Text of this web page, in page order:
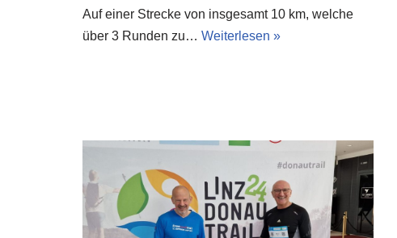
Auf einer Strecke von insgesamt 10 km, welche
über 3 Runden zu… Weiterlesen »